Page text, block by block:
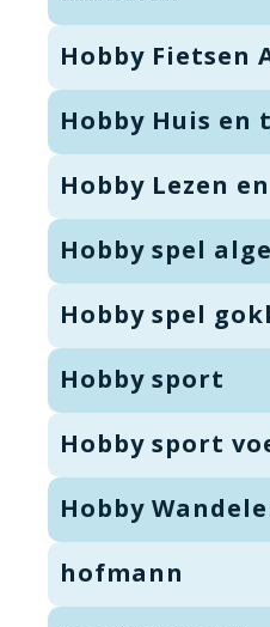
Hobby Fietsen
Hobby Huis en
Hobby Lezen
Hobby spel
Hobby spel
Hobby sport
Hobby sport
Hobby
hofmann